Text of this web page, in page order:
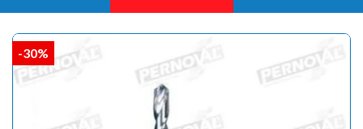
-30%